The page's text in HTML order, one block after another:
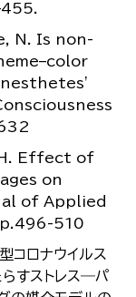
N. Is non-
H. Effect of
on
of Applied
510
コロナウイルス
らすストレス―パ